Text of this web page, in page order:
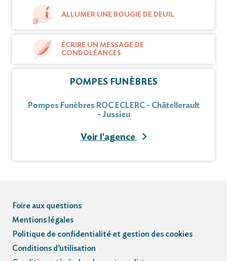
ALLUMER UNE BOUGIE DE DEUIL
ÉCRIRE UN MESSAGE DE
CONDOLÉANCES
POMPES FUNÈBRES
Pompes Funèbres ROC ECLERC - Châtellerault
- Jussieu
Voir l'agence
Foire aux questions
Mentions légales
Politique de confidentialité et gestion des cookies
Conditions d’utilisation